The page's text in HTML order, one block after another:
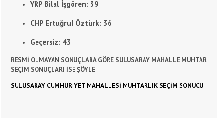
YRP Bilal İşgören: 39
CHP Ertuğrul Öztürk: 36
Geçersiz: 43
RESMİ OLMAYAN SONUÇLARA GÖRE SULUSARAY MAHALLE MUHTAR
SEÇİM SONUÇLARI İSE ŞÖYLE
SULUSARAY CUMHURİYET MAHALLESİ MUHTARLIK SEÇİM SONUCU